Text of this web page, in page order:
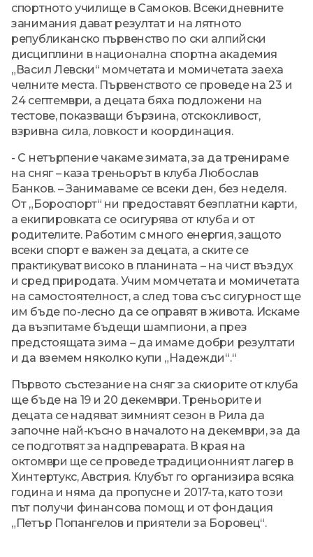
спортното училище в Самоков. Всекидневните
занимания дават резултат и на лятното
републиканско първенство по ски алпийски
дисциплини в национална спортна академия
„Васил Левски“ момчетата и момичетата заеха
челните места. Първенството се проведе на 23 и
24 септември, а децата бяха подложени на
тестове, показващи бързина, отскокливост,
взривна сила, ловкост и координация.
- С нетърпение чакаме зимата, за да тренираме
на сняг – каза треньорът в клуба Любослав
Банков. – Занимаваме се всеки ден, без неделя.
От „Бороспорт“ ни предоставят безплатни карти,
а екипировката се осигурява от клуба и от
родителите. Работим с много енергия, защото
всеки спорт е важен за децата, а ските се
практикуват високо в планината – на чист въздух
и сред природата. Учим момчетата и момичетата
на самостоятелност, а след това със сигурност ще
им бъде по-лесно да се оправят в живота. Искаме
да възпитаме бъдещи шампиони, а през
предстоящата зима – да имаме добри резултати
и да вземем няколко купи „Надежди“.“
Първото състезание на сняг за скиорите от клуба
ще бъде на 19 и 20 декември. Треньорите и
децата се надяват зимният сезон в Рила да
започне най-късно в началото на декември, за да
се подготвят за надпреварата. В края на
октомври ще се проведе традиционният лагер в
Хинтертукс, Австрия. Клубът го организира всяка
година и няма да пропусне и 2017-та, като този
път получи финансова помощ и от фондация
„Петър Попангелов и приятели за Боровец“.